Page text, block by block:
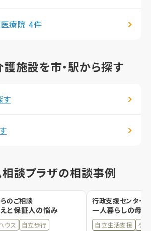
療院 4件
施設を市・駅から探す
す
談プラザの相談事例
のご相談
と保証人の悩み
ウス
自立歩行
行政支援センター
一人暮らしの母
自立生活支援
ケ